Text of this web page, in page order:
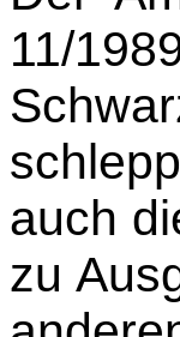
11/
auch
zu